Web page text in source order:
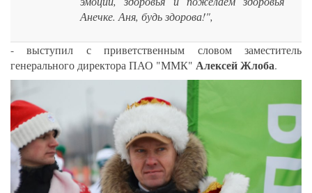
Анечке. Аня, будь здорова!",
- выступил с приветственным словом заместитель
генерального директора ПАО "ММК" Алексей Жлоба.